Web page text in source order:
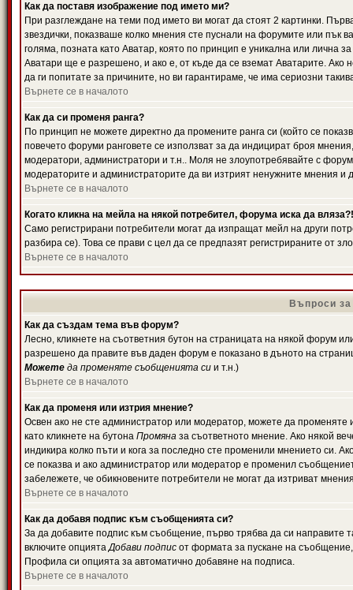
Как да поставя изображение под името ми?
При разглеждане на теми под името ви могат да стоят 2 картинки.
звездички, показваше колко мнения сте пуснали на форумите или пък
голяма, позната като Аватар, която по принцип е уникална или лична
Аватари ще е разрешено, и ако е, от къде да се вземат Аватарите.
да ги попитате за причините, но ви гарантираме, че има сериозни
Върнете се в началото
Как да си променя ранга?
По принцип не можете директно да промените ранга си (който се
повечето форуми ранговете се използват за да индицират броя
модератори, администратори и т.н.. Моля не злоупотребявайте с
модераторите и администраторите да ви изтрият ненужните мнения и
Върнете се в началото
Когато кликна на мейла на някой потребител, форума иска да вляза?!
Само регистрирани потребители могат да изпращат мейл на други
разбира се). Това се прави с цел да се предпазят регистрираните от
Върнете се в началото
Въпроси
Как да създам тема във форум?
Лесно, кликнете на съответния бутон на страницата на някой форум
разрешено да правите във даден форум е показано в дъното на
Можете да променяте съобщенията си и т.н.)
Върнете се в началото
Как да променя или изтрия мнение?
Освен ако не сте администратор или модератор, можете да
като кликнете на бутона Промяна за съответното мнение. Ако някой
индикира колко пъти и кога за последно сте променили мнението си.
се показва и ако администратор или модератор е променил
забележете, че обикновените потребители не могат да изтриват
Върнете се в началото
Как да добавя подпис към съобщенията си?
За да добавите подпис към съобщение, първо трябва да си
включите опциятаДобави подпис от формата за пускане на
Профила си опцията за автоматично добавяне на подписа.
Върнете се в началото